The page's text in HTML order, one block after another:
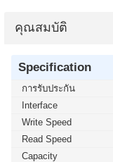
คุณสมบัติ
Specification
การรับประกัน
Interface
Write Speed
Read Speed
Capacity